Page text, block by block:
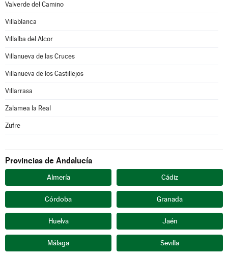
Valverde del Camino
Villablanca
Villalba del Alcor
Villanueva de las Cruces
Villanueva de los Castillejos
Villarrasa
Zalamea la Real
Zufre
Provincias de Andalucía
Almería Cádiz
Córdoba Granada
Huelva Jaén
Málaga Sevilla